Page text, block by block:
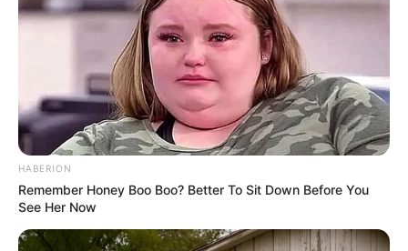
ACS, garanta o correto cadastramento no
HABERION
Remember Honey Boo Boo? Better To Sit Down Before You
See Her Now